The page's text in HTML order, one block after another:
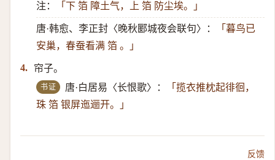
注：
「下 箔 障土气，上 箔 防尘埃。」
唐·韩愈、李正封〈晚秋郾城夜会联句〉：
「暮鸟已
安巢，春蚕看满 箔 。」
4. 帘子。
书证 唐·白居易〈长恨歌〉：
「揽衣推枕起徘徊，
珠 箔 银屏迤逦开。」
反馈